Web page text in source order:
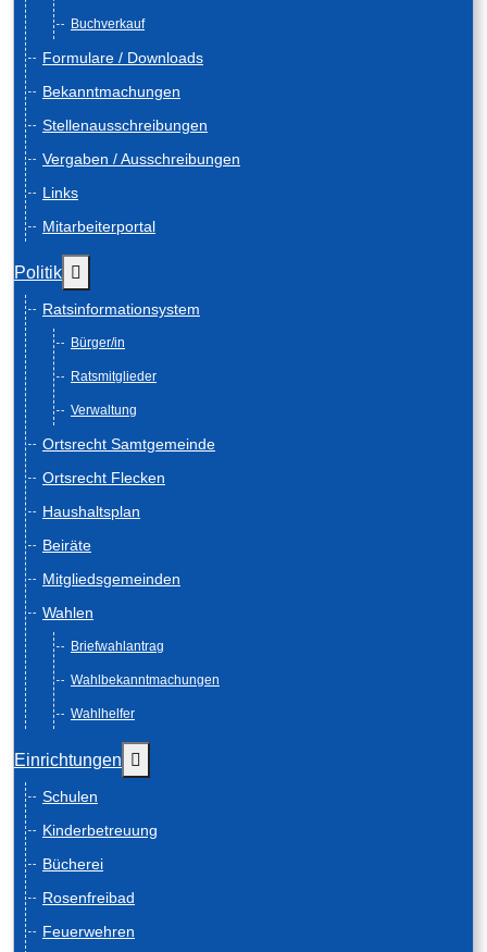
Buchverkauf
Formulare / Downloads
Bekanntmachungen
Stellenausschreibungen
Vergaben / Ausschreibungen
Links
Mitarbeiterportal
Politik
Ratsinformationsystem
Bürger/in
Ratsmitglieder
Verwaltung
Ortsrecht Samtgemeinde
Ortsrecht Flecken
Haushaltsplan
Beiräte
Mitgliedsgemeinden
Wahlen
Briefwahlantrag
Wahlbekanntmachungen
Wahlhelfer
Einrichtungen
Schulen
Kinderbetreuung
Bücherei
Rosenfreibad
Feuerwehren